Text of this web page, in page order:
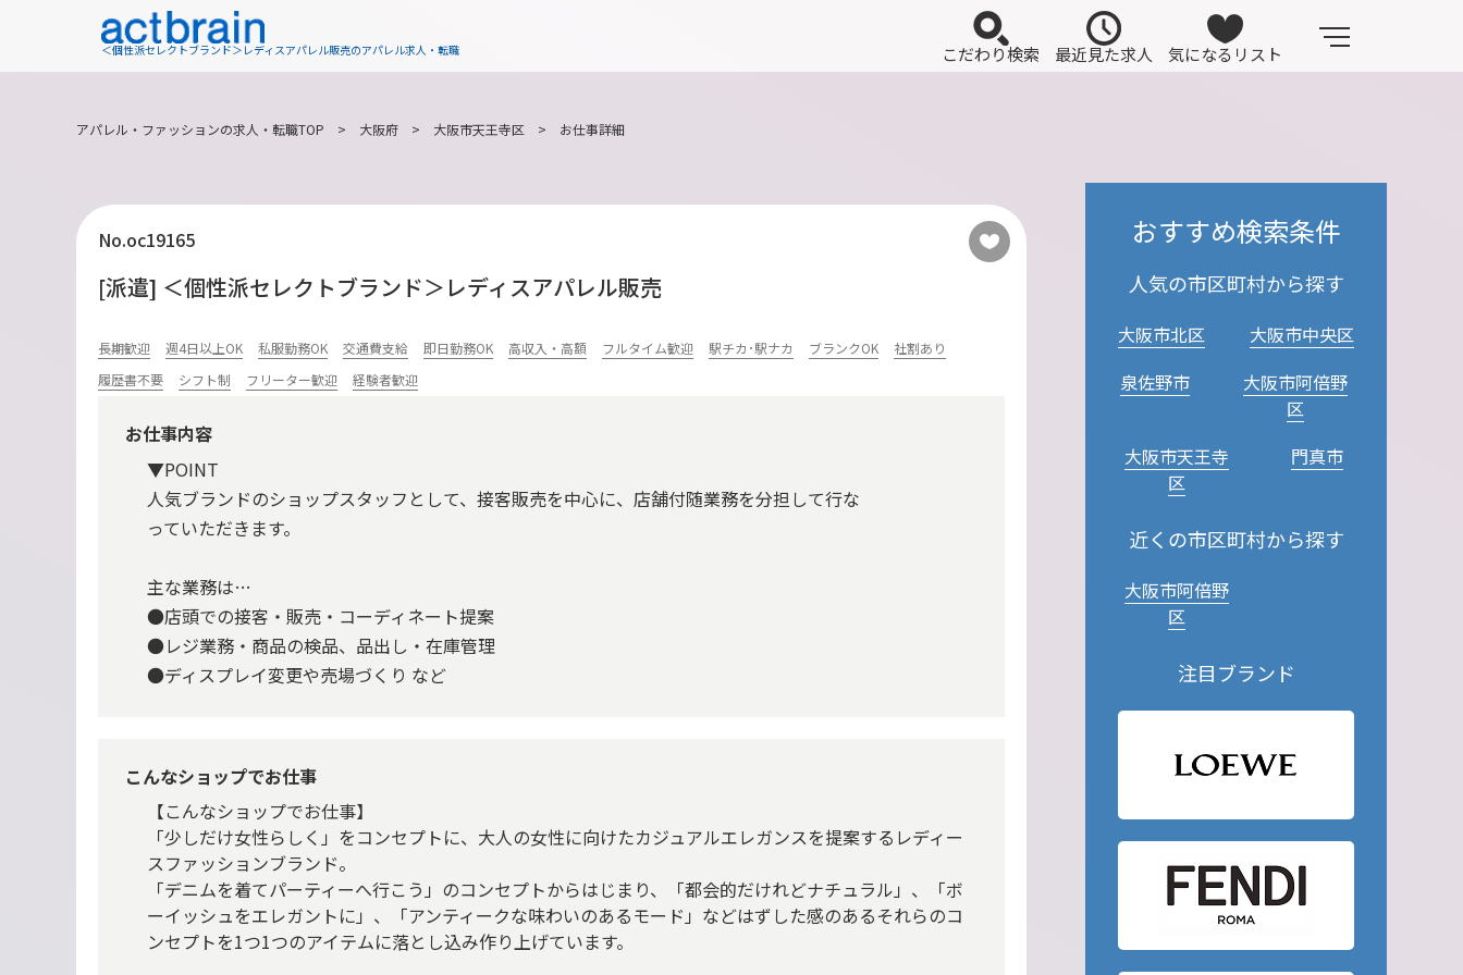
＜個性派セレクトブランド＞レディスアパレル販売のアパレル求人・転職 こだわり検索 最近見た求人 気になるリスト
アパレル・ファッションの求人・転職TOP > 大阪府> 大阪市天王寺区 > お仕事詳細
No.oc19165
[派遣] ＜個性派セレクトブランド＞レディスアパレル販売
長期歓迎 週4日以上OK 私服勤務OK 交通費支給 即日勤務OK 高収入・高額 フルタイム歓迎 駅チカ･駅ナカ ブランクOK
社割あり
履歴書不要
シフト制 フリーター歓迎 経験者歓迎
お仕事内容
▼POINT
人気ブランドのショップスタッフとして、接客販売を中心に、店舗付随業務を分担して行な
っていただきます。
主な業務は…
●店頭での接客・販売・コーディネート提案
●レジ業務・商品の検品、品出し・在庫管理
●ディスプレイ変更や売場づくり など
こんなショップでお仕事
【こんなショップでお仕事】
「少しだけ女性らしく」をコンセプトに、大人の女性に向けたカジュアルエレガンスを提案するレディー
スファッションブランド。
「デニムを着てパーティーへ行こう」のコンセプトからはじまり、「都会的だけれどナチュラル」、「ボ
ーイッシュをエレガントに」、「アンティークな味わいのあるモード」などはずした感のあるそれらのコ
ンセプトを1つ1つのアイテムに落とし込み作り上げています。
おすすめ検索条件
人気の市区町村から探す
大阪市北区
大阪市中央区
泉佐野市
大阪市阿倍野
区
大阪市天王寺
区
門真市
近くの市区町村から探す
大阪市阿倍野
区
注目ブランド